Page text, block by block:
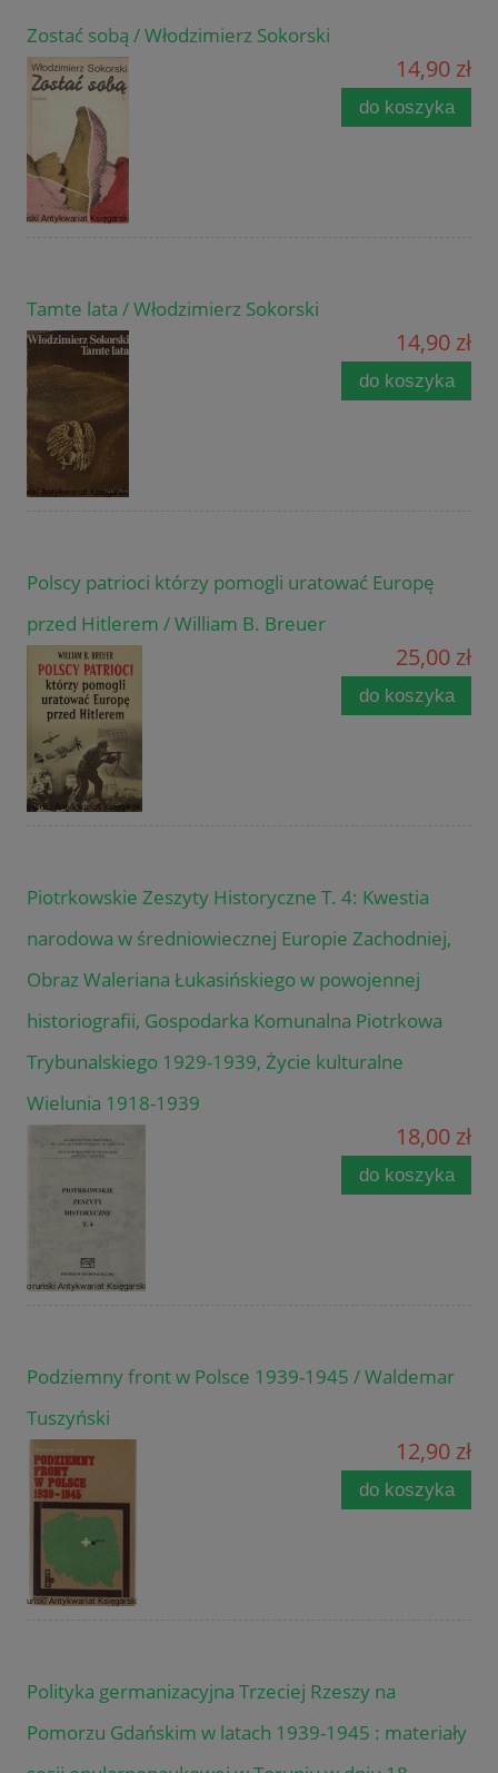
Zostać sobą / Włodzimierz Sokorski
14,90 zł
do koszyka
Tamte lata / Włodzimierz Sokorski
14,90 zł
do koszyka
Polscy patrioci którzy pomogli uratować Europę
przed Hitlerem / William B. Breuer
25,00 zł
do koszyka
Piotrkowskie Zeszyty Historyczne T. 4: Kwestia
narodowa w średniowiecznej Europie Zachodniej,
Obraz Waleriana Łukasińskiego w powojennej
historiografii, Gospodarka Komunalna Piotrkowa
Trybunalskiego 1929-1939, Życie kulturalne
Wielunia 1918-1939
18,00 zł
do koszyka
Podziemny front w Polsce 1939-1945 / Waldemar
Tuszyński
12,90 zł
do koszyka
Polityka germanizacyjna Trzeciej Rzeszy na
Pomorzu Gdańskim w latach 1939-1945 : materiały